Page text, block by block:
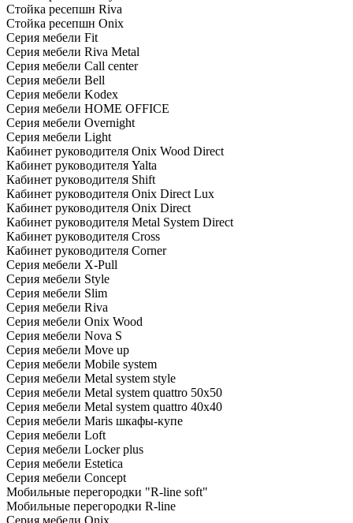
Стойка ресепшн Riva
Стойка ресепшн Onix
Серия мебели Fit
Серия мебели Riva Metal
Серия мебели Call center
Серия мебели Bell
Серия мебели Kodex
Серия мебели HOME OFFICE
Серия мебели Overnight
Серия мебели Light
Кабинет руководителя Onix Wood Direct
Кабинет руководителя Yalta
Кабинет руководителя Shift
Кабинет руководителя Onix Direct Lux
Кабинет руководителя Onix Direct
Кабинет руководителя Metal System Direct
Кабинет руководителя Cross
Кабинет руководителя Corner
Серия мебели X-Pull
Серия мебели Style
Серия мебели Slim
Серия мебели Riva
Серия мебели Onix Wood
Серия мебели Nova S
Серия мебели Move up
Серия мебели Mobile system
Серия мебели Metal system style
Серия мебели Metal system quattro 50x50
Серия мебели Metal system quattro 40x40
Серия мебели Maris шкафы-купе
Серия мебели Loft
Серия мебели Locker plus
Серия мебели Estetica
Серия мебели Concept
Мобильные перегородки "R-line soft"
Мобильные перегородки R-line
Серия мебели Onix